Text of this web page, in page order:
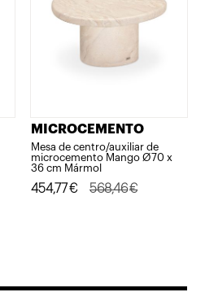
MICROCEMENTO
Mesa de centro/auxiliar de
microcemento Mango Ø70 x
36 cm Mármol
568,46€
El
454,77€
El